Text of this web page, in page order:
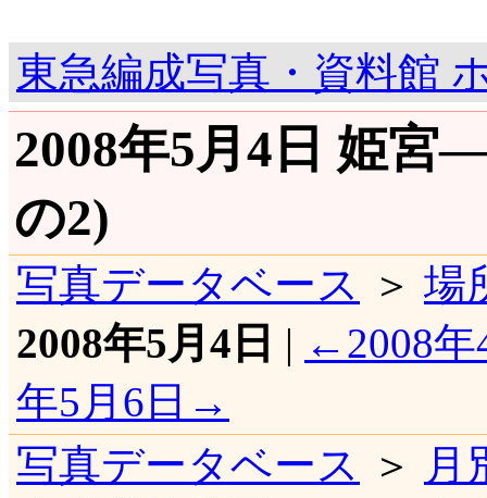
東急編成写真・資料館
2008年5月4日 姫宮
の2)
写真データベース ＞ 場
2008年5月4日 | ←2008年
年5月6日→
写真データベース
＞
月